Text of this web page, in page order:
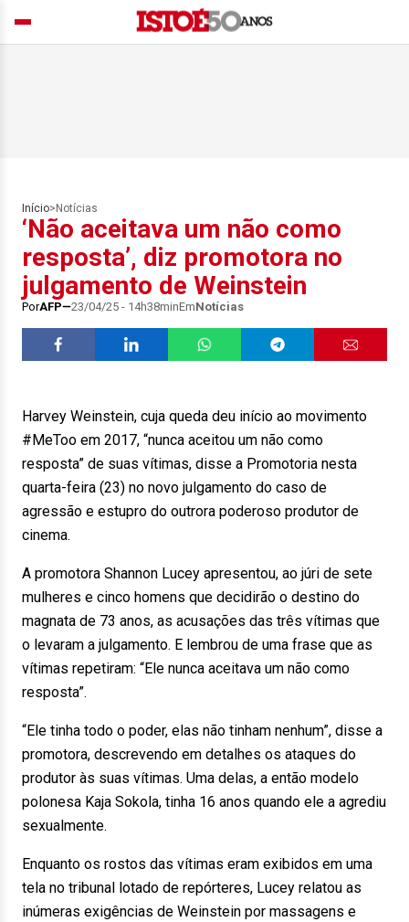
Início> Notícias
‘Não aceitava um não como
resposta’, diz promotora no
julgamento de Weinstein
PorAFP 23/04/25 - 14h38minEmNotícias
Harvey Weinstein, cuja queda deu início ao movimento
#MeToo em 2017, “nunca aceitou um não como
resposta” de suas vítimas, disse a Promotoria nesta
quarta-feira (23) no novo julgamento do caso de
agressão e estupro do outrora poderoso produtor de
cinema.
A promotora Shannon Lucey apresentou, ao júri de sete
mulheres e cinco homens que decidirão o destino do
magnata de 73 anos, as acusações das três vítimas que
o levaram a julgamento. E lembrou de uma frase que as
vítimas repetiram: “Ele nunca aceitava um não como
resposta”.
“Ele tinha todo o poder, elas não tinham nenhum”, disse a
promotora, descrevendo em detalhes os ataques do
produtor às suas vítimas. Uma delas, a então modelo
polonesa Kaja Sokola, tinha 16 anos quando ele a agrediu
sexualmente.
Enquanto os rostos das vítimas eram exibidos em uma
tela no tribunal lotado de repórteres, Lucey relatou as
inúmeras exigências de Weinstein por massagens e